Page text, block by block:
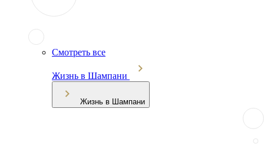
Смотреть все
Жизнь в Шампани
Жизнь в Шампани